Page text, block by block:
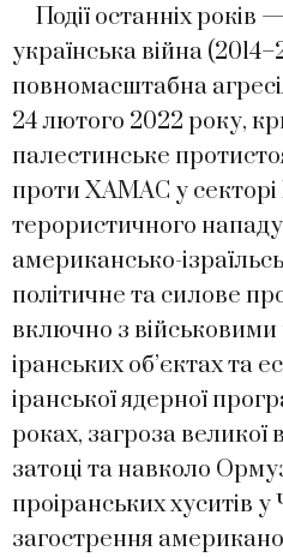
Події останніх років
українська війна
повномасштабна
24 лютого 2022 року,
палестинське
проти ХАМАС у секторі
терористичного
американсько-
політичне та силове
включно з
іранських об’єктах та
іранської ядерної
роках, загроза великої
затоці та навколо
проіранських хуситів
загострення